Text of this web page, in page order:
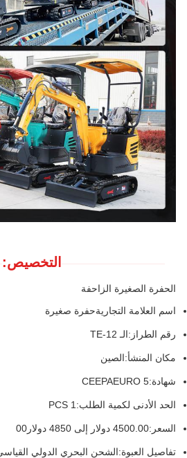
التخصيص:
الحفرة الصغيرة الزاحفة
اسم العلامة التجاريةحفرة صغيرة
رقم الطراز: الـ TE-12
مكان المنشأ:الصين
شهادة:CEEPAEURO 5
الحد الأدنى لكمية الطلب:1 PCS
السعر: 4500.00 دولار إلى 4850 دولار00
تفاصيل العبوة:الشحن البحري الدولي القياسي